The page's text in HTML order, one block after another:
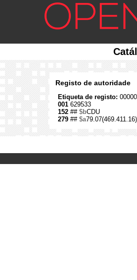
Registo de autoridade
Etiqueta de registo:
001 629533
152 ## $bCDU
279 ## $a